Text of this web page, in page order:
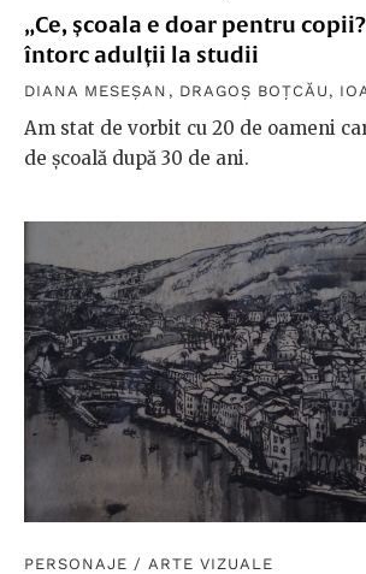
„Ce, școala e doar pentru
întorc adulții la studii
DIANA MESEȘAN , DRAGOȘ BOȚCĂU ,
Am stat de vorbit cu 20 de oameni
de școală după 30 de ani.
PERSONAJE / ARTE VIZUALE